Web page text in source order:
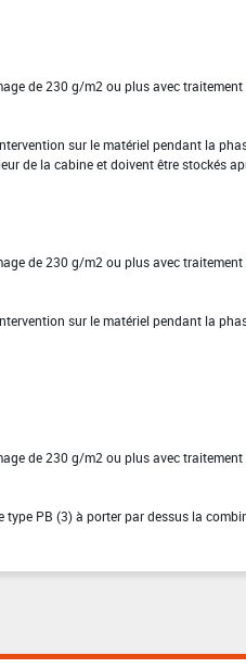
de 230 g/m2 ou plus avec traitement
sur le matériel pendant la
de la cabine et doivent être stockés
de 230 g/m2 ou plus avec traitement
sur le matériel pendant la
de 230 g/m2 ou plus avec traitement
type PB (3) à porter par dessus la